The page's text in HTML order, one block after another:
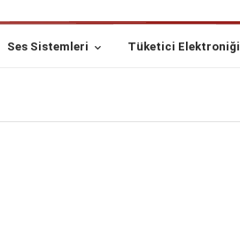
Ses Sistemleri Tüketici Elektroniği